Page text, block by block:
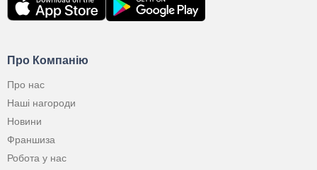
Про Компанію
Про нас
Наші нагороди
Новини
Франшиза
Робота у нас